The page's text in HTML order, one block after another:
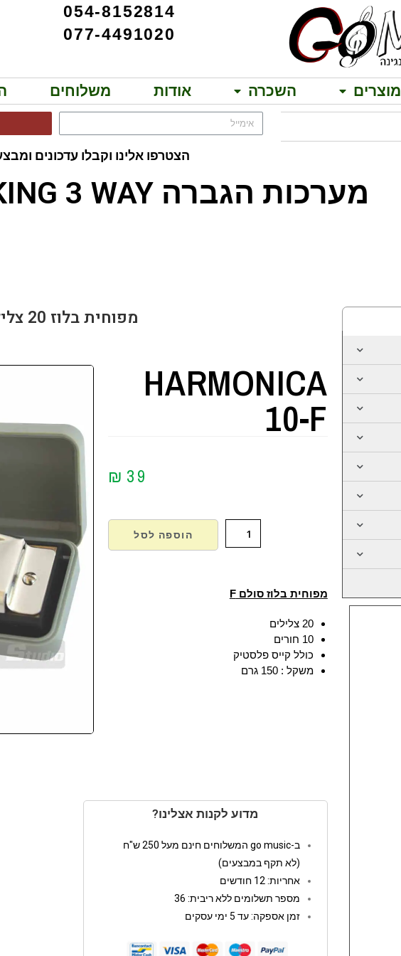
054-8152814
077-4491020
מוצרים השכרה אודות משלוחים
הצטרפו אלינו וקבלו עדכונים
מערכות הגברה SOUNDKING 3 WAY!!
מפוחית בלוז 20 צלילים בסולם F
HARMONICA
10-F
₪ 39
הוספה לסל
מפוחית בלוז סולם F
20 צלילים
10 חורים
כולל קייס פלסטיק
משקל : 150 גרם
מדוע לקנות אצלינו?
ב-go music המשלוחים חינם מעל 250 ש"ח
(לא תקף במבצעים)
אחריות: 12 חודשים
מספר תשלומים ללא ריבית: 36
זמן אספקה: עד 5 ימי עסקים